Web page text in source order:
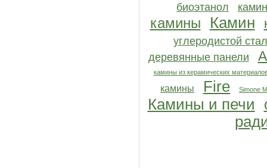
биоэтанол
камины Камин
углеродистой
деревянные панели
камины из керамических
камины Fire Simone
Камины и печи